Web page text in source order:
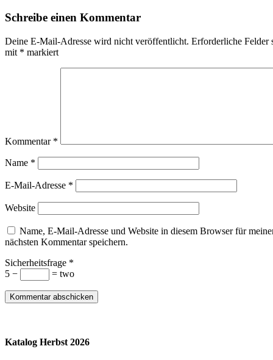
Schreibe einen Kommentar
Deine E-Mail-Adresse wird nicht veröffentlicht. Erforderliche Felder
mit * markiert
Kommentar *
Name *
E-Mail-Adresse *
Website
Name, E-Mail-Adresse und Website in diesem Browser für
nächsten Kommentar speichern.
Sicherheitsfrage *
5 −
= two
Katalog Herbst 2026